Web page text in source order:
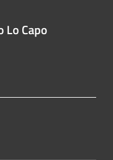
Lo Capo